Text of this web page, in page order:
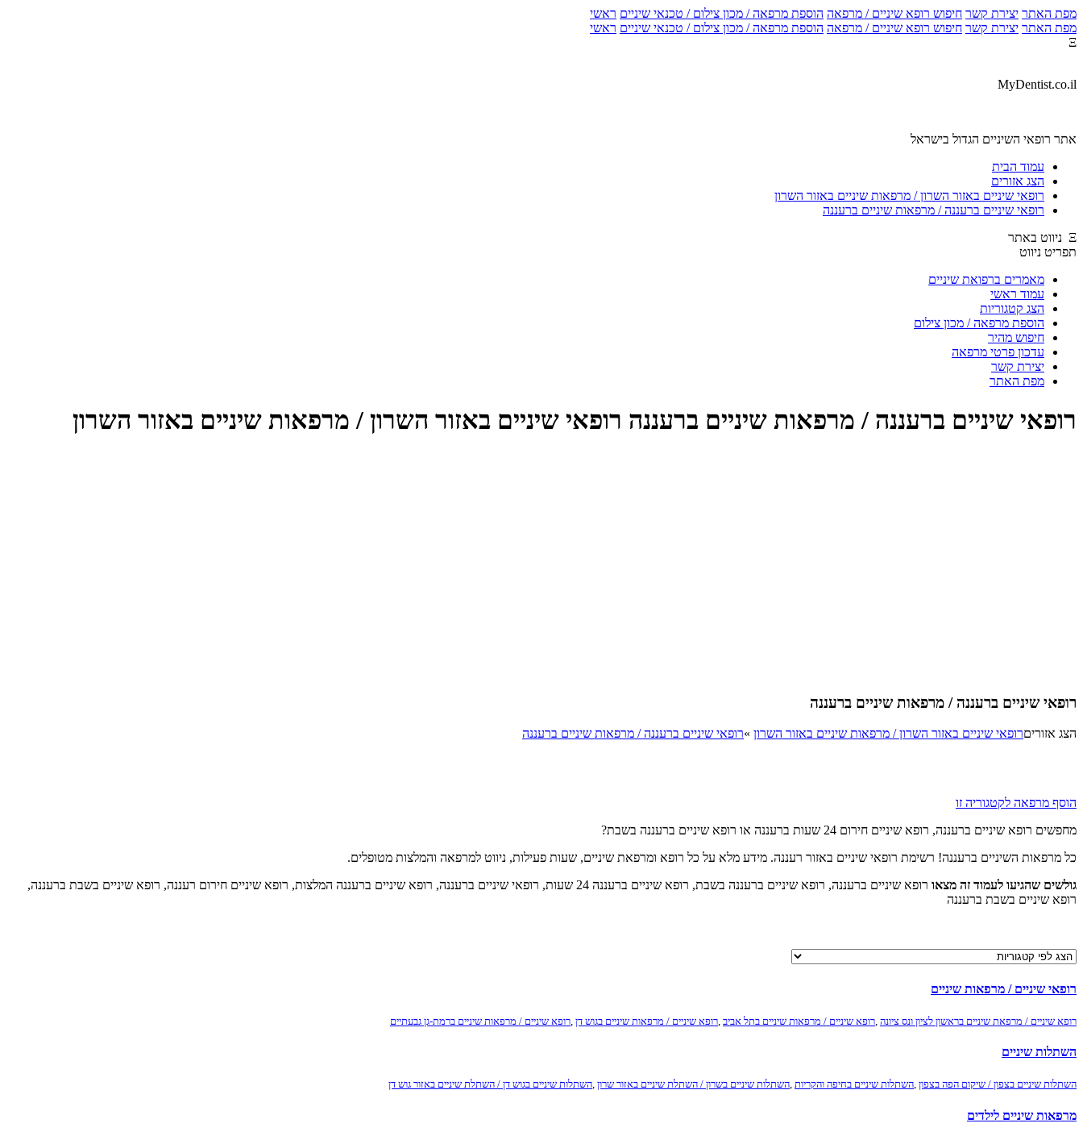
מפת האתר יצירת קשר חיפוש רופא שיניים / מרפאה הוספת מרפאה / מכון צילום / טכנאי שיניים ראשי
מפת האתר יצירת קשר חיפוש רופא שיניים / מרפאה הוספת מרפאה / מכון צילום / טכנאי שיניים ראשי
Ξ
MyDentist.co.il
אתר רופאי השיניים הגדול בישראל
עמוד הבית
הצג אזורים
רופאי שיניים באזור השרון / מרפאות שיניים באזור השרון
רופאי שיניים ברעננה / מרפאות שיניים ברעננה
Ξ ניווט באתר
תפריט ניווט
מאמרים ברפואת שיניים
עמוד ראשי
הצג קטגוריות
הוספת מרפאה / מכון צילום
חיפוש מהיר
עדכון פרטי מרפאה
יצירת קשר
מפת האתר
רופאי שיניים ברעננה / מרפאות שיניים ברעננה רופאי שיניים באזור השרון / מרפאות שיניים באזור השרון
רופאי שיניים ברעננה / מרפאות שיניים ברעננה
הצג אזוריםרופאי שיניים באזור השרון / מרפאות שיניים באזור השרון »רופאי שיניים ברעננה / מרפאות שיניים ברעננה
הוסף מרפאה לקטגוריה זו
מחפשים רופא שיניים ברעננה, רופא שיניים חירום 24 שעות ברעננה או רופא שיניים ברעננה בשבת?
כל מרפאות השיניים ברעננה! רשימת רופאי שיניים באזור רעננה. מידע מלא על כל רופא ומרפאת שיניים, שעות פעילות, ניווט למרפאה והמלצות מטופלים.
גולשים שהגיעו לעמוד זה מצאו
רופא שיניים ברעננה, רופא שיניים ברעננה בשבת, רופא שיניים ברעננה 24 שעות, רופאי שיניים ברעננה, רופא שיניים ברעננה המלצות, רופא שיניים חירום רעננה, רופא שיניים בשבת ברעננה,
רופא שיניים בשבת ברעננה
רופאי שיניים / מרפאות שיניים
רופא שיניים / מרפאת שיניים בראשון לציון ונס ציונה רופא שיניים / מרפאות שיניים בתל אביב רופא שיניים / מרפאות שיניים בגוש דן רופא שיניים / מרפאות שיניים ברמת-גן גבעתיים
השתלות שיניים
השתלות שיניים בצפון / שיקום הפה בצפון ,השתלות שיניים בחיפה והקריות ,השתלות שיניים בשרון / השתלת שיניים באזור שרון ,השתלות שיניים בגוש דן / השתלת שיניים באזור גוש דן
מרפאות שיניים לילדים